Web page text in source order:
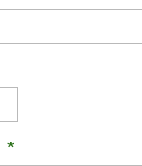
traço
traço
*